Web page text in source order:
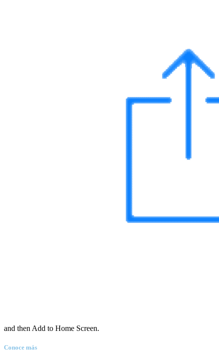
and then Add to Home Screen.
Conoce más